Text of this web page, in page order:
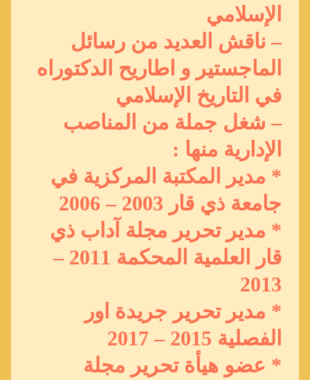
الإسلامي
– ناقش العديد من رسائل
الماجستير و اطاريح الدكتوراه
في التاريخ الإسلامي
– شغل جملة من المناصب
الإدارية منها :
* مدير المكتبة المركزية في
جامعة ذي قار 2003 – 2006
* مدير تحرير مجلة آداب ذي
قار العلمية المحكمة 2011 –
2013
* مدير تحرير جريدة اور
الفصلية 2015 – 2017
* عضو هيأة تحرير مجلة